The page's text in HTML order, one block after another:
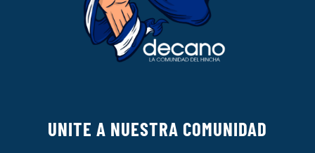
UNITE A NUESTRA COMUNIDAD